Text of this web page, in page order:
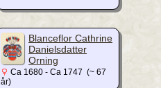
Blanceflor Cathrine
Danielsdatter
Orning
Ca 1680 - Ca 1747 (~ 67
år)